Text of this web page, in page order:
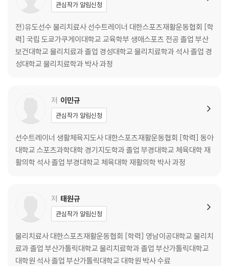
03 어깨 Shoulder
1. 어깨 부상 종류 및 발생 메커니즘, 증상
2. 검사 및 평가
3. 기능평가
6. 자가근막이완 (폼롤러)
04 팔꿈치 Elbow
1. 팔꿈치 부상 종류 및 발생 메커니즘, 증상
6. 자가근막이완 (폼롤러)
7. 테이핑
05 손목 Wrist
관심작가 알림신청
전)유도선수 물리치료사 선수트레이너 대한스포츠재활운동협회 [학
력] 국립 도쿄가쿠게이대학교 교육학부 생애스포츠 전공 졸업 부산
보건대학교 물리치료과 졸업 경성대학교 물리치료학과 석사 졸업 경
성대학교 물리치료학과 박사 과정
저 이민규
관심작가 알림신청
선수트레이너 생활체육지도사 대한스포츠재활운동협회 [학력] 동아
대학교 스포츠과학대학 경기지도학과 졸업 부경대학교 체육대학 재
활의학 석사 졸업 부경대학교 체육대학 재활의학 박사 과정
저 태원규
관심작가 알림신청
물리치료사 대한스포츠재활운동협회 [학력] 영남이공대학교 물리치
료과 졸업 부산가톨릭대학교 물리치료학과 졸업 부산가톨릭대학교
대학원 석사 졸업 부산가톨릭대학교 대학원 박사 수료